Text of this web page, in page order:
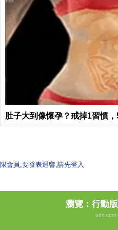
肚子大到像懷孕？戒掉1習慣，
限會員,要發表迴響,請先登入
瀏覽： 行動版
udn.com